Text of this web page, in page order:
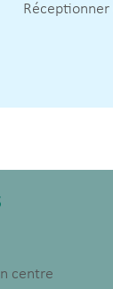
centre